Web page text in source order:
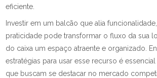
eficiente.
Investir em um balcão que alia
praticidade pode transformar o fluxo da sua
do caixa um espaço atraente e organizado.
estratégias para usar esse recurso é
que buscam se destacar no mercado